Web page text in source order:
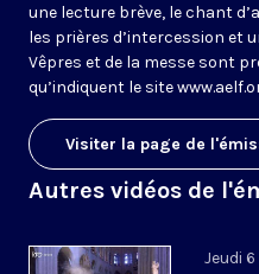
une lecture brève, le chant
les prières d’intercession et
Vêpres et de la messe sont
qu’indiquent le site
Visiter la page de
Autres vidéos de
Jeudi